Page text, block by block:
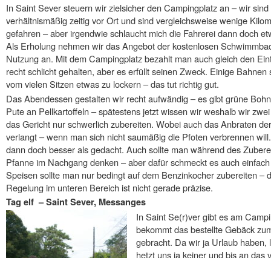
In Saint Sever steuern wir zielsicher den Campingplatz an – wir sind
verhältnismäßig zeitig vor Ort und sind vergleichsweise wenige
gefahren – aber irgendwie schlaucht mich die Fahrerei dann doch
Als Erholung nehmen wir das Angebot der kostenlosen
Nutzung an. Mit dem Campingplatz bezahlt man auch gleich den
recht schlicht gehalten, aber es erfüllt seinen Zweck. Einige
vom vielen Sitzen etwas zu lockern – das tut richtig gut.
Das Abendessen gestalten wir recht aufwändig – es gibt grüne
Pute an Pellkartoffeln – spätestens jetzt wissen wir weshalb wir
das Gericht nur schwerlich zubereiten. Wobei auch das Anbraten
verlangt – wenn man sich nicht saumäßig die Pfoten verbrennen
dann doch besser als gedacht. Auch sollte man während des
Pfanne im Nachgang denken – aber dafür schmeckt es auch
Speisen sollte man nur bedingt auf dem Benzinkocher zubereiten –
Regelung im unteren Bereich ist nicht gerade präzise.
Tag elf – Saint Sever, Messanges
In Saint Se(r)ver gibt es am
bekommt das bestellte Gebäck
gebracht. Da wir ja Urlaub
hetzt uns ja keiner und bis an das